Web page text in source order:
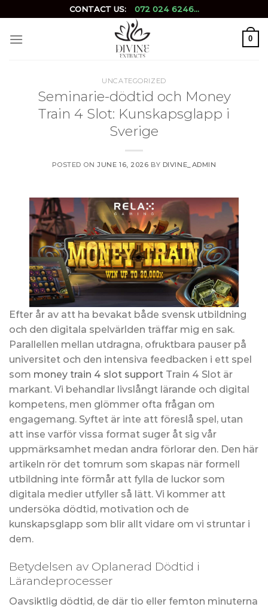
to
content
CONTACT US: 072 024 6246...
0
UNCATEGORIZED
Seminarie-dödtid och Money
Train 4 Slot: Kunskapsglapp i
Sverige
POSTED ONJUNE 16, 2026 BY DIVINE_ADMIN
Efter år av att ha bevakat både svensk utbildning
och den digitala spelvärlden träffar mig en sak.
Parallellen mellan utdragna, ofruktbara pauser på
universitet och den intensiva feedbacken i ett spel
som money train 4 slot support Train 4 Slot är
markant. Vi behandlar livslångt lärande och digital
kompetens, men glömmer ofta frågan om
engagemang. Syftet är inte att föreslå spel, utan
att inse varför vissa format suger åt sig vår
uppmärksamhet medan andra förlorar den. Den här
artikeln rör det tomrum som skapas när formell
utbildning inte förmår att fylla de luckor som
digitala medier utfyller så lätt. Vi kommer att
undersöka dödtid, motivation och de
kunskapsglapp som blir allt vidare om vi struntar i
dem.
Betydelsen av Oplanerad Dödtid i
Lärandeprocesser
Oavsiktlig dödtid, de där tio eller femton minuterna